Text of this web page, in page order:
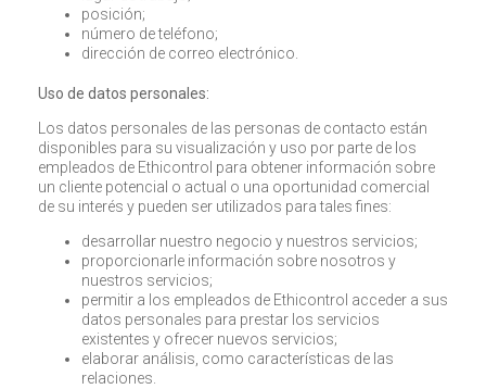
posición;
número de teléfono;
dirección de correo electrónico.
Uso de datos personales:
Los datos personales de las personas de contacto están
disponibles para su visualización y uso por parte de los
empleados de Ethicontrol para obtener información sobre
un cliente potencial o actual o una oportunidad comercial
de su interés y pueden ser utilizados para tales fines:
desarrollar nuestro negocio y nuestros servicios;
proporcionarle información sobre nosotros y
nuestros servicios;
permitir a los empleados de Ethicontrol acceder a sus
datos personales para prestar los servicios
existentes y ofrecer nuevos servicios;
elaborar análisis, como características de las
relaciones.